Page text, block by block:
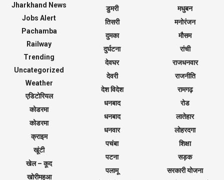
Jharkhand News
Jobs Alert
Pachamba
Railway
Trending
Uncategorized
Weather
एडिटोरियल
कोडरमा
कोडरमा
क्राइम
खूंटी
खेल – कूद
खोरीमहुआ
डुमरी
तिसरी
दुमका
दुर्घटना
देवघर
देवरी
देश विदेश
धनबाद
धनबाद
धनवार
पचंबा
पटना
पलामू
मधुबन
मनोरंजन
मौसम
रांची
राजधनवार
राजनीति
रामगढ़
रोड
लातेहार
लोहरदगा
शिक्षा
सड़क
सरकारी योजना